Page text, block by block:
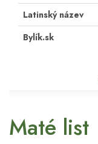
Latinský název
Bylík.sk
Maté list